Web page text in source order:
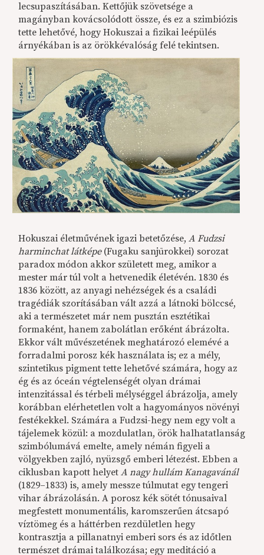
lecsupaszításában. Kettőjük szövetsége a
magányban kovácsolódott össze, és ez a szimbiózis
tette lehetővé, hogy Hokuszai a fizikai leépülés
árnyékában is az örökkévalóság felé tekintsen.
Hokuszai életművének igazi betetőzése,A Fudzsi
harminchat látképe (Fugaku sanjūrokkei) sorozat
paradox módon akkor született meg, amikor a
mester már túl volt a hetvenedik életévén. 1830 és
1836 között, az anyagi nehézségek és a családi
tragédiák szorításában vált azzá a látnoki bölccsé,
aki a természetet már nem pusztán esztétikai
formaként, hanem zabolátlan erőként ábrázolta.
Ekkor vált művészetének meghatározó elemévé a
forradalmi porosz kék használata is; ez a mély,
szintetikus pigment tette lehetővé számára, hogy az
ég és az óceán végtelenségét olyan drámai
intenzitással és térbeli mélységgel ábrázolja, amely
korábban elérhetetlen volt a hagyományos növényi
festékekkel. Számára a Fudzsi-hegy nem egy volt a
tájelemek közül: a mozdulatlan, örök halhatatlanság
szimbólumává emelte, amely némán figyeli a
völgyekben zajló, nyüzsgő emberi létezést. Ebben a
ciklusban kapott helyetA nagy hullám Kanagavánál
(1829–1833) is, amely messze túlmutat egy tengeri
vihar ábrázolásán. A porosz kék sötét tónusaival
megfestett monumentális, karomszerűen átcsapó
víztömeg és a háttérben rezdületlen hegy
kontrasztja a pillanatnyi emberi sors és az időtlen
természet drámai találkozása; egy meditáció a